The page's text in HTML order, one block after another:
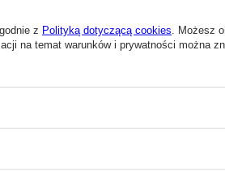
z Polityką dotyczącą cookies . Możesz
na temat warunków i prywatności można